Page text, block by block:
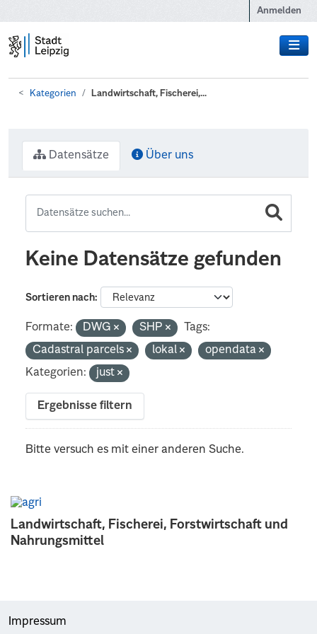
Anmelden
Kategorien Landwirtschaft, Fischerei,...
Landwirtschaft, Fischerei, Forstwirtschaft und
Nahrungsmittel
Datensätze Über uns
Keine Datensätze gefunden
Sortieren nach
Formate: DWG SHP
Tags:
Cadastral parcels
lokal
opendata
Kategorien:
just
Ergebnisse filtern
Bitte versuch es mit einer anderen Suche.
Impressum